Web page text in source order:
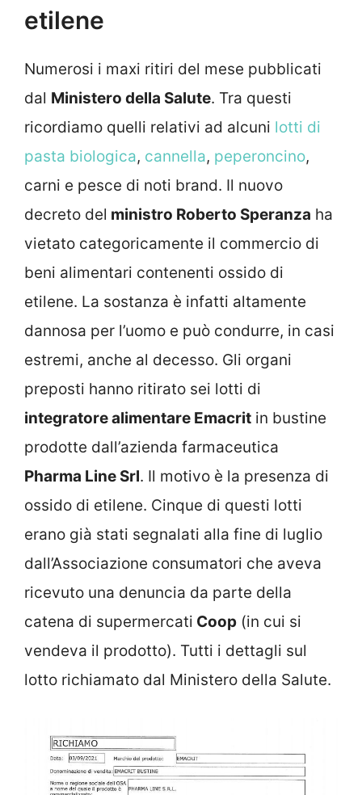
etilene
Numerosi i maxi ritiri del mese pubblicati
dal Ministero della Salute. Tra questi
ricordiamo quelli relativi ad alcuni lotti di
pasta biologica, cannella, peperoncino,
carni e pesce di noti brand. Il nuovo
decreto del ministro Roberto Speranza ha
vietato categoricamente il commercio di
beni alimentari contenenti ossido di
etilene. La sostanza è infatti altamente
dannosa per l’uomo e può condurre, in casi
estremi, anche al decesso. Gli organi
preposti hanno ritirato sei lotti di
integratore alimentare Emacrit in bustine
prodotte dall’azienda farmaceutica
Pharma Line Srl. Il motivo è la presenza di
ossido di etilene. Cinque di questi lotti
erano già stati segnalati alla fine di luglio
dall’Associazione consumatori che aveva
ricevuto una denuncia da parte della
catena di supermercati Coop (in cui si
vendeva il prodotto). Tutti i dettagli sul
lotto richiamato dal Ministero della Salute.